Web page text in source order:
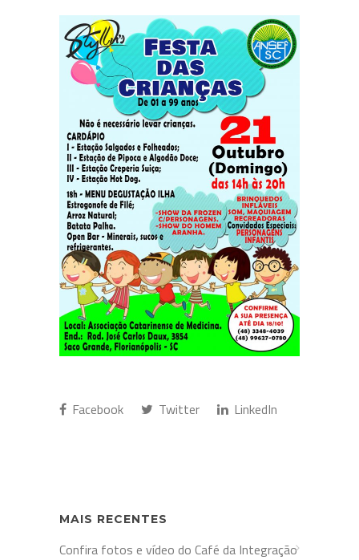
Facebook Twitter LinkedIn
MAIS RECENTES
Confira fotos e vídeo do Café da Integração